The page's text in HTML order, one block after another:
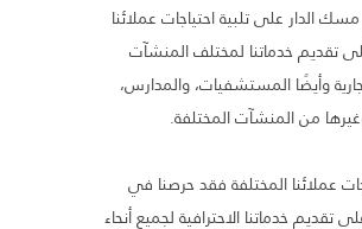
الدار على تلبية احتياجات عملائنا
تقديم خدماتنا لمختلف المنشآت
وأيضًا المستشفيات، والمدارس،
من المنشآت المختلفة.
عملائنا المختلفة فقد حرصنا في
تقديم خدماتنا الاحترافية لجميع أنحاء